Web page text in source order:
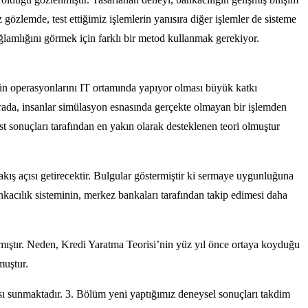
test ettiğimiz işlemlerin yanısıra diğer işlemler de sisteme
görmek için farklı bir metod kullanmak gerekiyor.
operasyonlarını IT ortamında yapıyor olması büyük katkı
insanlar simülasyon esnasında gerçekte olmayan bir işlemden
tarafından en yakın olarak desteklenen teori olmuştur
açısı getirecektir. Bulgular göstermiştir ki sermaye uygunluğuna
sisteminin, merkez bankaları tarafından takip edimesi daha
Neden, Kredi Yaratma Teorisi’nin yüz yıl önce ortaya koyduğu
3. Bölüm yeni yaptığımız deneysel sonuçları takdim